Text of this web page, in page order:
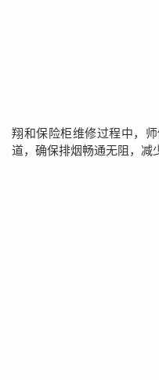
翔和保险柜维修过程中，
道，确保排烟畅通无阻，减